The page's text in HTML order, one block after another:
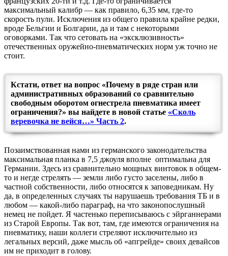
максимальный калибр — как правило, 6,35 мм, где-то
скорость пули. Исключения из общего правила крайне редки,
вроде Бельгии и Болгарии, да и там с некоторыми
оговорками. Так что сетовать на «эксклюзивность»
отечественных оружейно-пневматических норм уж точно не
стоит.
Кстати, ответ на вопрос «Почему в ряде стран или
административных образований со сравнительно
свободным оборотом огнестрела пневматика имеет
ограничения?» вы найдете в новой статье «Сколь
веревочка не вейся…» Часть 2.
Позаимствованная нами из германского законодательства
максимальная планка в 7,5 джоуля вполне оптимальна для
Германии. Здесь из сравнительно мощных винтовок в общем-
то и негде стрелять — земли либо густо заселены, либо в
частной собственности, либо относятся к заповедникам. Ну
да, в определенных случаях ты нарушаешь требования ТБ и в
любом — какой-либо параграф, на что законопослушный
немец не пойдет. Я частенько переписываюсь с эйрганнерами
из Старой Европы. Так вот, там, где имеются ограничения на
пневматику, наши коллеги стреляют исключительно из
легальных версий, даже мысль об «апгрейде» своих девайсов
им не приходит в голову.